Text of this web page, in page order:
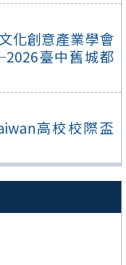
化創意產業學會
臺中舊城都
高校校際盃